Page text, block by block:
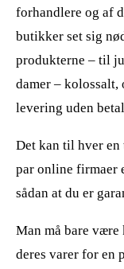
forhandlere og af
butikker set sig
produkterne – til
damer – kolossalt,
levering uden
Det kan til hver
par online firmaer
sådan at du er
Man må bare
deres varer for en